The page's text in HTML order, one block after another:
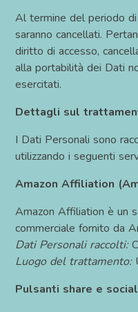
Al termine del periodo
saranno cancellati.
diritto di accesso,
alla portabilità dei Dati
esercitati.
Dettagli sul
I Dati Personali sono
utilizzando i seguenti
Amazon Affiliation
Amazon Affiliation è un
commerciale fornito da
Dati Personali raccolti:
Luogo del trattamento:
Pulsanti share e social